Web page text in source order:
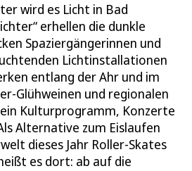
wird es Licht in Bad
erhellen die dunkle
Spaziergängerinnen und
Lichtinstallationen
entlang der Ahr und im
Glühweinen und regionalen
Kulturprogramm, Konzerte
Alternative zum Eislaufen
dieses Jahr Roller-Skates
es dort: ab auf die